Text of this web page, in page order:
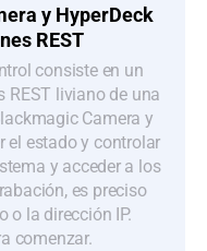
y HyperDeck
REST
consiste en un
REST liviano de una
Camera y
el estado y controlar
y acceder a los
es preciso
o la dirección IP.
comenzar.